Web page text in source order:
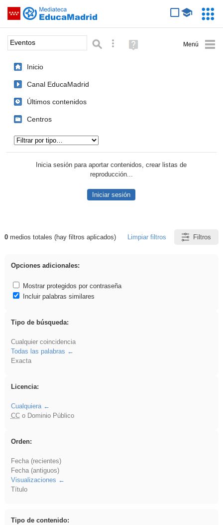
Saltar navegación
Palabra o frase: Búsqueda avanzada
Ayuda
(en
Inicio
Canal EducaMadrid
Últimos contenidos
Centros
Inicia sesión para aportar contenidos, crear listas de
reproducción...
Iniciar sesión
Resultados de: Eventos
0medios totales (hay filtros aplicados) Limpiar filtros Filtros
Opciones adicionales:
Mostrar protegidos por contraseña
Incluir palabras similares
Tipo de búsqueda:
Cualquier coincidencia
Todas las palabras
Exacta
Licencia:
Cualquiera
CCo Dominio Público
Orden:
Fecha (recientes)
Fecha (antiguos)
Visualizaciones
Título
Tipo de contenido: